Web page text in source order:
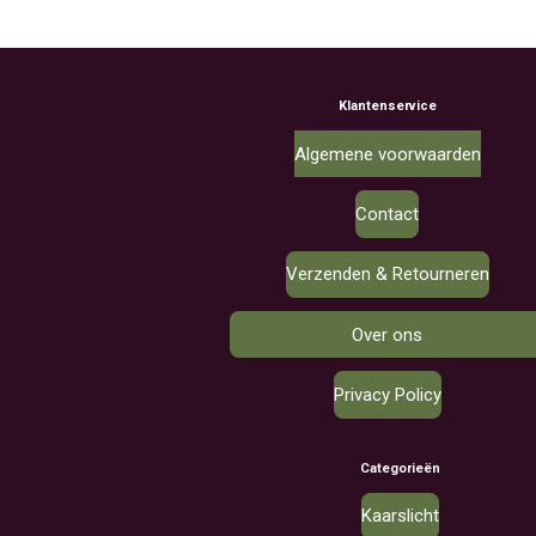
Klantenservice
Algemene voorwaarden
Contact
Verzenden & Retourneren
Over ons
Privacy Policy
Categorieën
Kaarslicht